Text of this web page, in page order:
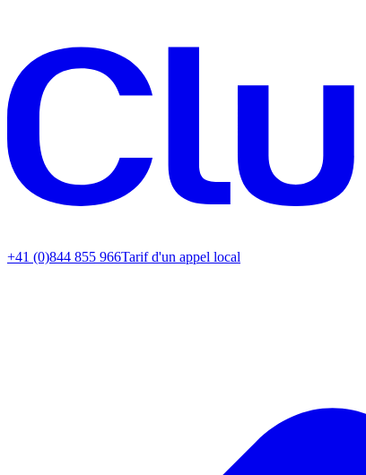
+41 (0)844 855 966Tarif d'un appel local